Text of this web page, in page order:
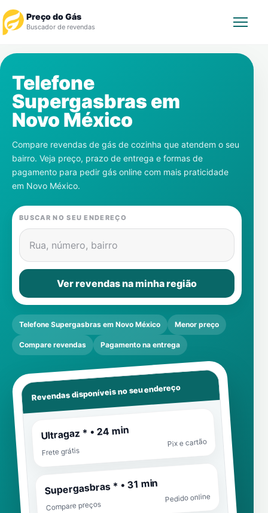
Preço do Gás
Buscador de revendas
Revendedor
Notícias
Cadastre-se
Gás
Contatos
Telefone
Supergasbras em
Novo México
Compare revendas de gás de cozinha que atendem o seu
bairro. Veja preço, prazo de entrega e formas de
pagamento para pedir gás online com mais praticidade
em Novo México.
BUSCAR NO SEU ENDEREÇO
Rua, número, bairro
Ver revendas na minha região
Telefone Supergasbras em Novo México Menor preço
Compare revendas Pagamento na entrega
Revendas disponíveis no seu endereço
Ultragaz * • 24 min
Frete grátis
Pix e cartão
Supergasbras * • 31 min
Compare preços
Pedido online